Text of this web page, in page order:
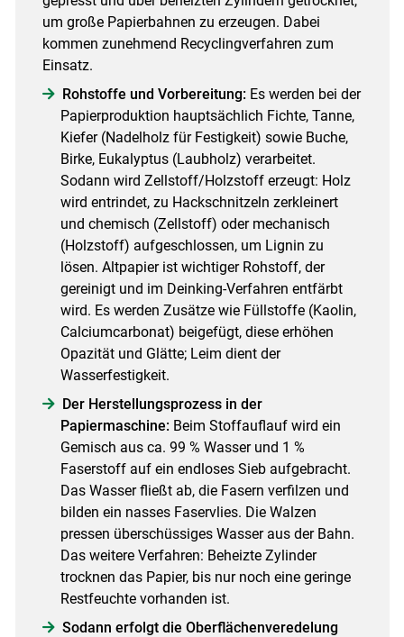
um große Papierbahnen zu erzeugen. Dabei
kommen zunehmend Recyc­lingverfahren zum
Einsatz.
Rohstoffe und Vorbereitung: Es werden bei der
Papierproduktion hauptsächlich Fichte, Tanne,
Kiefer (Nadelholz für Festigkeit) sowie Buche,
Birke, Eukalyptus (Laubholz) verarbeitet.
Sodann wird Zellstoff/Holzstoff erzeugt: Holz
wird entrindet, zu Hackschnitzeln zerkleinert
und chemisch (Zellstoff) oder mechanisch
(Holzstoff) aufgeschlossen, um Lignin zu
lösen. Altpapier ist wichtiger Rohstoff, der
gereinigt und im Deinking-Verfahren entfärbt
wird. Es werden Zusätze wie Füllstoffe (Kaolin,
Calciumcarbonat) beigefügt, diese erhöhen
Opazität und Glätte; Leim dient der
Wasserfestigkeit.
Der Herstellungsprozess in der
Papiermaschine: Beim Stoffauflauf wird ein
Gemisch aus ca. 99 % Wasser und 1 %
Faserstoff auf ein endloses Sieb aufgebracht.
Das Wasser fließt ab, die Fasern verfilzen und
bilden ein nasses Faservlies. Die Walzen
pressen überschüssiges Wasser aus der Bahn.
Das weitere Verfahren: Beheizte Zylinder
trocknen das Papier, bis nur noch eine geringe
Restfeuchte vorhanden ist.
Sodann erfolgt die Oberflächenveredelung